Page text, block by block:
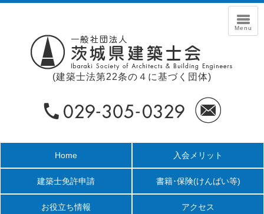
(建築士法第22条の４に基づく団体)
Home 入会メリット
建築士免許申請 書籍･保険(けんばい等)
お役立ち情報 アクセス